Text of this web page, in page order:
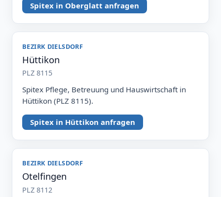
Spitex in Oberglatt anfragen
BEZIRK DIELSDORF
Hüttikon
PLZ 8115
Spitex Pflege, Betreuung und Hauswirtschaft in
Hüttikon (PLZ 8115).
Spitex in Hüttikon anfragen
BEZIRK DIELSDORF
Otelfingen
PLZ 8112